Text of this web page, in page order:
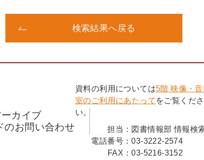
検索結果へ戻る
カイブ
のお問い合わせ
資料の利用については5階 映像・
室のご利用にあたって をご覧くださ
い。
担当： 図書情報部 情報検
電話番号：03-3222-2574
FAX：03-5216-3152